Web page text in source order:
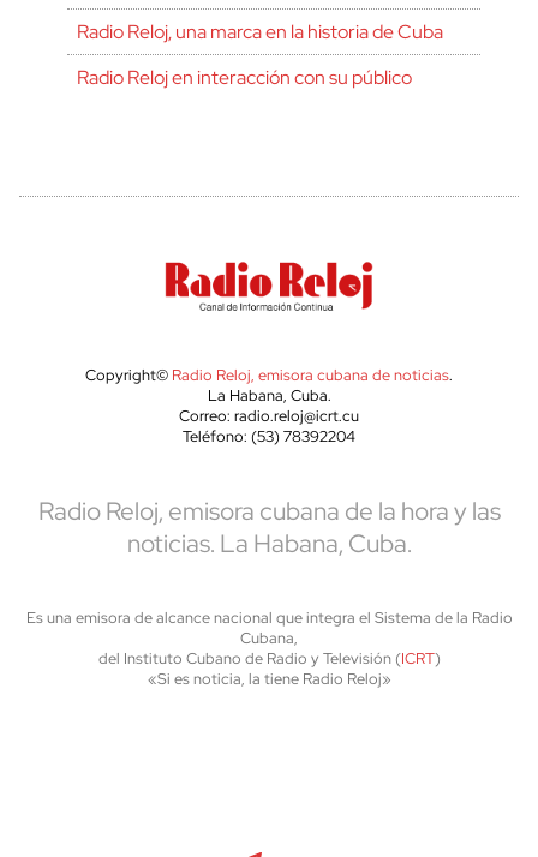
Radio Reloj, una marca en la historia de Cuba
Radio Reloj en interacción con su público
Copyright© Radio Reloj, emisora cubana de noticias.
La Habana, Cuba.
Correo: radio.reloj@icrt.cu
Teléfono: (53) 78392204
Radio Reloj, emisora cubana de la hora y las
noticias. La Habana, Cuba.
Es una emisora de alcance nacional que integra el Sistema de la Radio
Cubana,
del Instituto Cubano de Radio y Televisión (ICRT)
«Si es noticia, la tiene Radio Reloj»